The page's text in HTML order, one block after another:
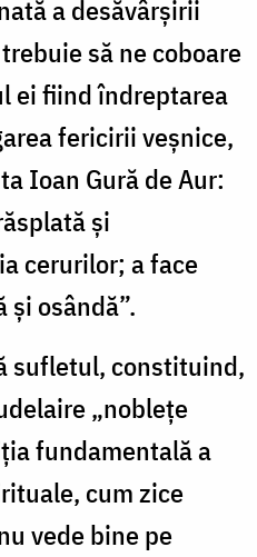
a desăvârşirii
să ne coboare
ei fiind îndreptarea
fericirii veşnice,
Ioan Gură de Aur:
şi
cerurilor; a face
şi osândă”.
sufletul, constituind,
„nobleţe
fundamentală a
cum zice
vede bine pe